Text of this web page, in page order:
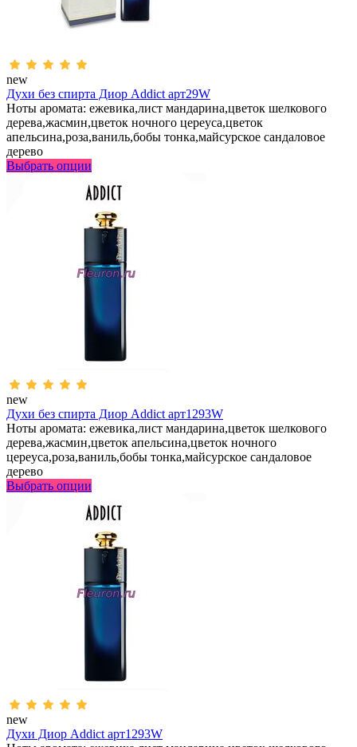
new
Духи без спирта Диор Addict арт29W
Ноты аромата: ежевика,лист мандарина,цветок шелкового
дерева,жасмин,цветок ночного цереуса,цветок
апельсина,роза,ваниль,бобы тонка,майсурское сандаловое
дерево
Выбрать опции
new
Духи без спирта Диор Addict арт1293W
Ноты аромата: ежевика,лист мандарина,цветок шелкового
дерева,жасмин,цветок апельсина,цветок ночного
цереуса,роза,ваниль,бобы тонка,майсурское сандаловое
дерево
Выбрать опции
new
Духи Диор Addict арт1293W